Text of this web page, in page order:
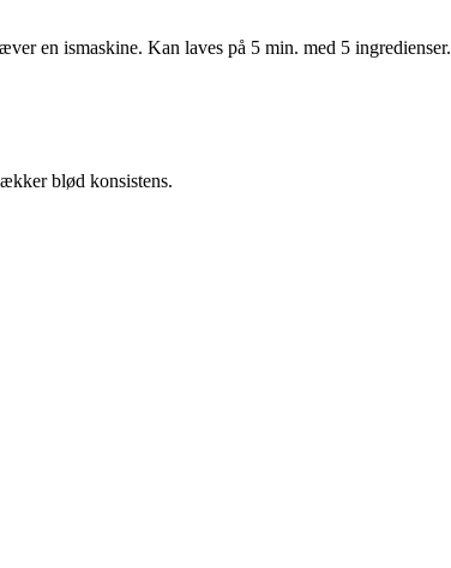
en ismaskine. Kan laves på 5 min. med 5 ingredienser.
blød konsistens.